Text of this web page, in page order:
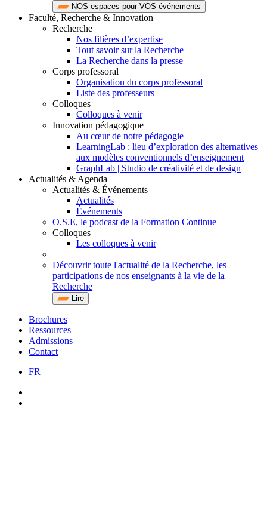
NOS espaces pour VOS événements
Faculté, Recherche & Innovation
Recherche
Nos filières d’expertise
Tout savoir sur la Recherche
La Recherche dans la presse
Corps professoral
Organisation du corps professoral
Liste des professeurs
Colloques
Colloques à venir
Innovation pédagogique
Au cœur de notre pédagogie
LearningLab : lieu d’exploration des alternatives
aux modèles conventionnels d’enseignement
GraphLab | Studio de créativité et de design
Actualités & Agenda
Actualités & Événements
Actualités
Événements
O.S.E, le podcast de la Formation Continue
Colloques
Les colloques à venir
Découvrir toute l'actualité de la Recherche, les
participations de nos enseignants à la vie de la
Recherche
Lire
Brochures
Ressources
Admissions
Contact
FR